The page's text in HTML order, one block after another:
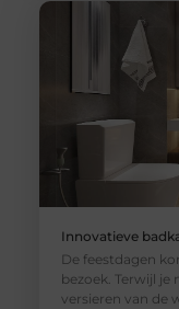
Innovatieve
De feestdagen
bezoek. Terwijl
versieren van de